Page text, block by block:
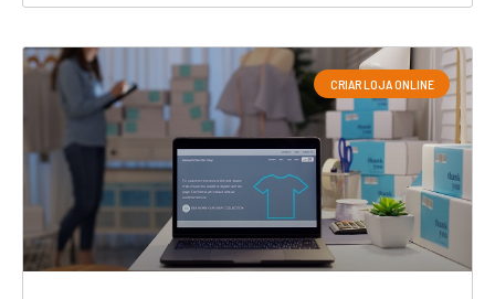
CRIAR LOJA ONLINE